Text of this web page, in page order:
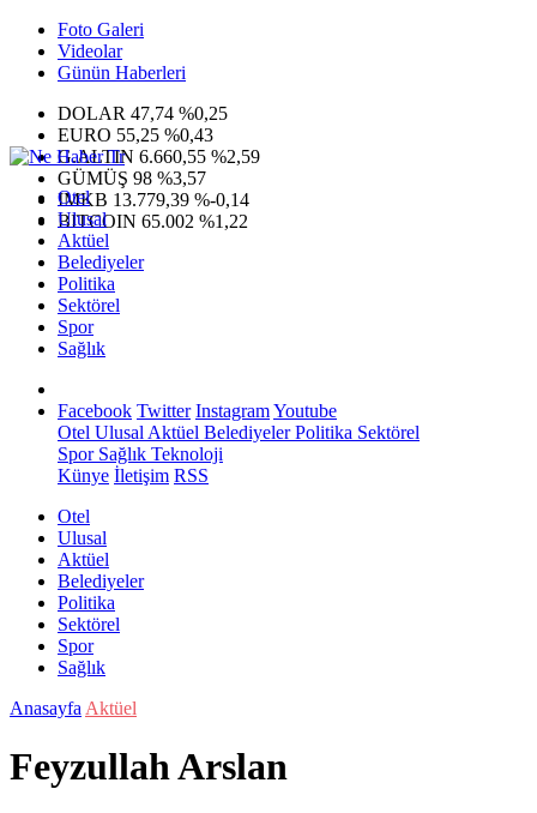
Foto Galeri
Videolar
Günün Haberleri
DOLAR 47,74 %0,25
EURO 55,25 %0,43
G.ALTIN 6.660,55 %2,59
GÜMÜŞ 98 %3,57
IMKB 13.779,39 %-0,14
BITCOIN 65.002 %1,22
Otel
Ulusal
Aktüel
Belediyeler
Politika
Sektörel
Spor
Sağlık
Facebook Twitter InstagramYoutube
Otel Ulusal Aktüel BelediyelerPolitika Sektörel
SporSağlık Teknoloji
Künye İletişim RSS
Otel
Ulusal
Aktüel
Belediyeler
Politika
Sektörel
Spor
Sağlık
Anasayfa Aktüel
Feyzullah Arslan